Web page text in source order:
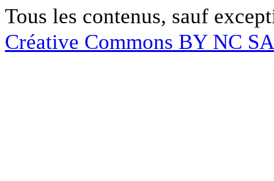
Tous les contenus, sauf
Créative Commons BY NC SA